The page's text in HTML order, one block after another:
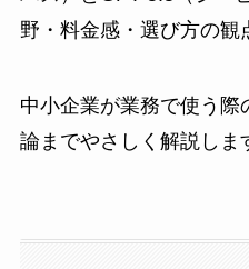
野・料金感・選び方の観
中小企業が業務で使う
論までやさしく解説しま